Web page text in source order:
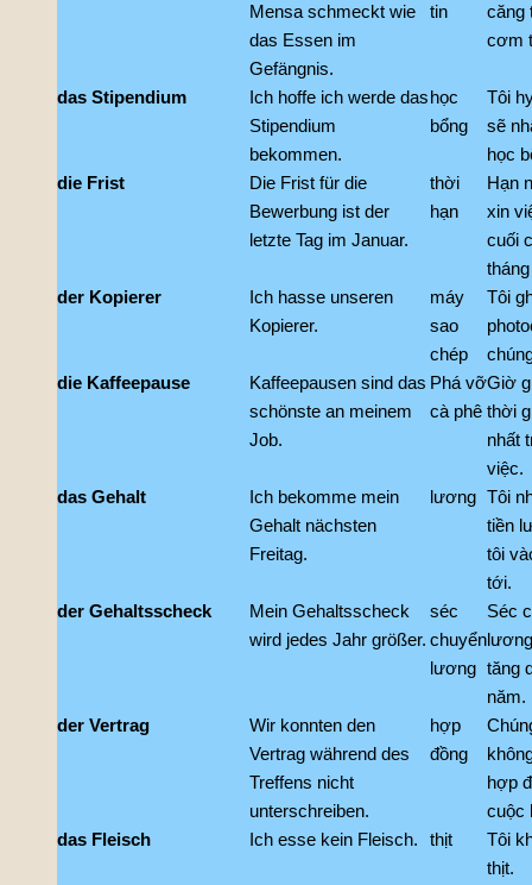
Mensa schmeckt wie
das Essen im
Gefängnis.
tin
căng
cơm
das Stipendium
Ich hoffe ich werde das
Stipendium
bekommen.
học
bổng
Tôi
sẽ
học
die Frist
Die Frist für die
Bewerbung ist der
letzte Tag im Januar.
thời
hạn
Hạn
xin
cuối
der Kopierer
Ich hasse unseren
Kopierer.
máy
sao
chép
Tôi
die Kaffeepause
Kaffeepausen sind das
schönste an meinem
Job.
Phá vỡ
cà phê
Giờ
thời
nhất
việc.
das Gehalt
Ich bekomme mein
Gehalt nächsten
Freitag.
lương Tôi
tiền
tôi
tới.
der Gehaltsscheck
Mein Gehaltsscheck
wird jedes Jahr größer.
séc
chuyển
lương
Séc
tăng
năm.
der Vertrag
Wir konnten den
Vertrag während des
Treffens nicht
unterschreiben.
hợp
đồng
hợp
cuộc
das Fleisch
Ich esse kein Fleisch. thịt
Tôi
thịt.